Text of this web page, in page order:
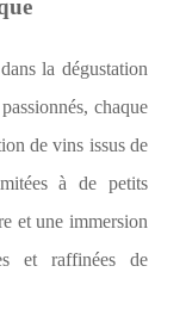
la dégustation
chaque
de vins issus de
à de petits
et une immersion
et raffinées de